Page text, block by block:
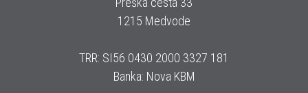
1215 Medvode
TRR: SI56 0430 2000 3327 181
Banka: Nova KBM